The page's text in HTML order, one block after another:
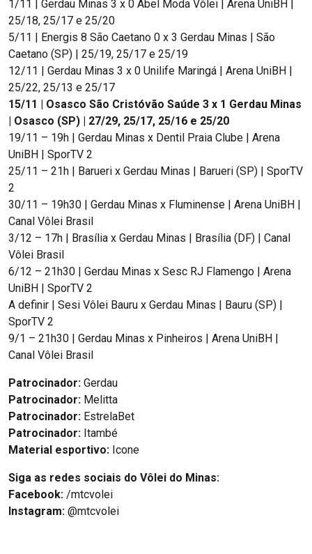
1/11 | Gerdau Minas 3 x 0 Abel Moda Vôlei | Arena UniBH |
25/18, 25/17 e 25/20
5/11 | Energis 8 São Caetano 0 x 3 Gerdau Minas | São
Caetano (SP) | 25/19, 25/17 e 25/19
12/11 | Gerdau Minas 3 x 0 Unilife Maringá | Arena UniBH |
25/22, 25/13 e 25/17
15/11 | Osasco São Cristóvão Saúde 3 x 1 Gerdau Minas
| Osasco (SP) | 27/29, 25/17, 25/16 e 25/20
19/11 – 19h | Gerdau Minas x Dentil Praia Clube | Arena
UniBH | SporTV 2
25/11 – 21h | Barueri x Gerdau Minas | Barueri (SP) | SporTV
2
30/11 – 19h30 | Gerdau Minas x Fluminense | Arena UniBH |
Canal Vôlei Brasil
3/12 – 17h | Brasília x Gerdau Minas | Brasília (DF) | Canal
Vôlei Brasil
6/12 – 21h30 | Gerdau Minas x Sesc RJ Flamengo | Arena
UniBH | SporTV 2
A definir | Sesi Vôlei Bauru x Gerdau Minas | Bauru (SP) |
SporTV 2
9/1 – 21h30 | Gerdau Minas x Pinheiros | Arena UniBH |
Canal Vôlei Brasil
Patrocinador: Gerdau
Patrocinador: Melitta
Patrocinador: EstrelaBet
Patrocinador: Itambé
Material esportivo: Icone
Siga as redes sociais do Vôlei do Minas:
Facebook: /mtcvolei
Instagram: @mtcvolei